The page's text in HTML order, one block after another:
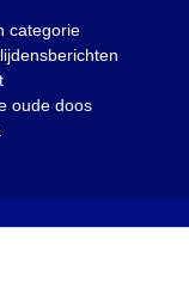
categorie
oude doos